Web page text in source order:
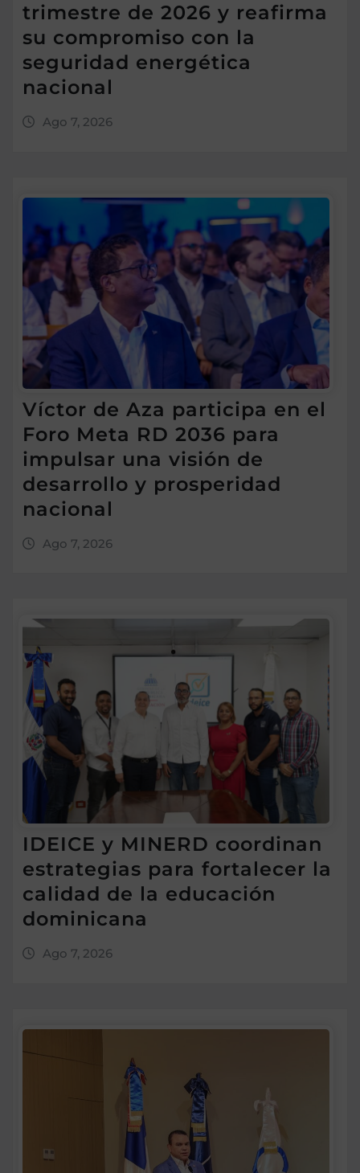
trimestre de 2026 y reafirma
su compromiso con la
seguridad energética
nacional
Ago 7, 2026
Víctor de Aza participa en el
Foro Meta RD 2036 para
impulsar una visión de
desarrollo y prosperidad
nacional
Ago 7, 2026
IDEICE y MINERD coordinan
estrategias para fortalecer la
calidad de la educación
dominicana
Ago 7, 2026